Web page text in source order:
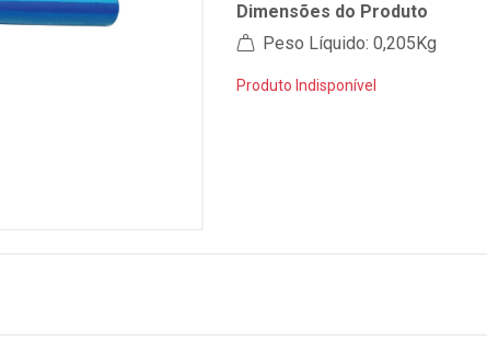
Dimensões do Produto
Peso Líquido: 0,205Kg
Produto Indisponível